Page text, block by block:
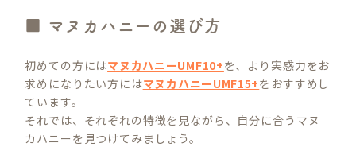
■ マヌカハニーの選び方
初めての方にはマヌカハニーUMF10+を、より実感力をお
求めになりたい方にはマヌカハニーUMF15+をおすすめし
ています。
それでは、それぞれの特徴を見ながら、自分に合うマヌ
カハニーを見つけてみましょう。